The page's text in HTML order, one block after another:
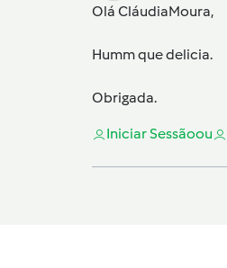
Olá CláudiaMoura,
Humm que delicia.
Obrigada.
Iniciar Sessãoou